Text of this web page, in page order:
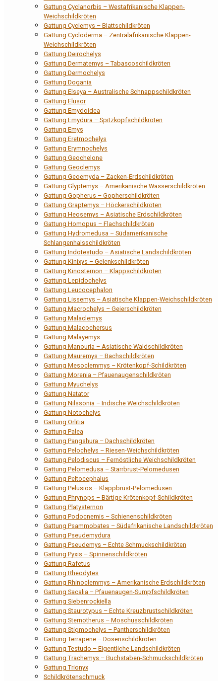
Gattung Cyclanorbis – Westafrikanische Klappen-
Weichschildkröten
Gattung Cyclemys – Blattschildkröten
Gattung Cycloderma – Zentralafrikanische Klappen-
Weichschildkröten
Gattung Deirochelys
Gattung Dermatemys – Tabascoschildkröten
Gattung Dermochelys
Gattung Dogania
Gattung Elseya – Australische Schnappschildkröten
Gattung Elusor
Gattung Emydoidea
Gattung Emydura – Spitzkopfschildkröten
Gattung Emys
Gattung Eretmochelys
Gattung Erymnochelys
Gattung Geochelone
Gattung Geoclemys
Gattung Geoemyda – Zacken-Erdschildkröten
Gattung Glyptemys – Amerikanische Wasserschildkröten
Gattung Gopherus – Gopherschildkröten
Gattung Graptemys – Höckerschildkröten
Gattung Heosemys – Asiatische Erdschildkröten
Gattung Homopus – Flachschildkröten
Gattung Hydromedusa – Südamerikanische
Schlangenhalsschildkröten
Gattung Indotestudo – Asiatische Landschildkröten
Gattung Kinixys – Gelenkschildkröten
Gattung Kinosternon – Klappschildkröten
Gattung Lepidochelys
Gattung Leucocephalon
Gattung Lissemys – Asiatische Klappen-Weichschildkröten
Gattung Macrochelys – Geierschildkröten
Gattung Malaclemys
Gattung Malacochersus
Gattung Malayemys
Gattung Manouria – Asiatische Waldschildkröten
Gattung Mauremys – Bachschildkröten
Gattung Mesoclemmys – Krötenkopf-Schildkröten
Gattung Morenia – Pfauenaugenschildkröten
Gattung Myuchelys
Gattung Natator
Gattung Nilssonia – Indische Weichschildkröten
Gattung Notochelys
Gattung Orlitia
Gattung Palea
Gattung Pangshura – Dachschildkröten
Gattung Pelochelys – Riesen-Weichschildkröten
Gattung Pelodiscus – Fernöstliche Weichschildkröten
Gattung Pelomedusa – Starrbrust-Pelomedusen
Gattung Peltocephalus
Gattung Pelusios – Klappbrust-Pelomedusen
Gattung Phrynops – Bärtige Krötenkopf-Schildkröten
Gattung Platysternon
Gattung Podocnemis – Schienenschildkröten
Gattung Psammobates – Südafrikanische Landschildkröten
Gattung Pseudemydura
Gattung Pseudemys – Echte Schmuckschildkröten
Gattung Pyxis – Spinnenschildkröten
Gattung Rafetus
Gattung Rheodytes
Gattung Rhinoclemmys – Amerikanische Erdschildkröten
Gattung Sacalia – Pfauenaugen-Sumpfschildkröten
Gattung Siebenrockiella
Gattung Staurotypus – Echte Kreuzbrustschildkröten
Gattung Sternotherus – Moschusschildkröten
Gattung Stigmochelys – Pantherschildkröten
Gattung Terrapene – Dosenschildkröten
Gattung Testudo – Eigentliche Landschildkröten
Gattung Trachemys – Buchstaben-Schmuckschildkröten
Gattung Trionyx
Schildkrötenschmuck